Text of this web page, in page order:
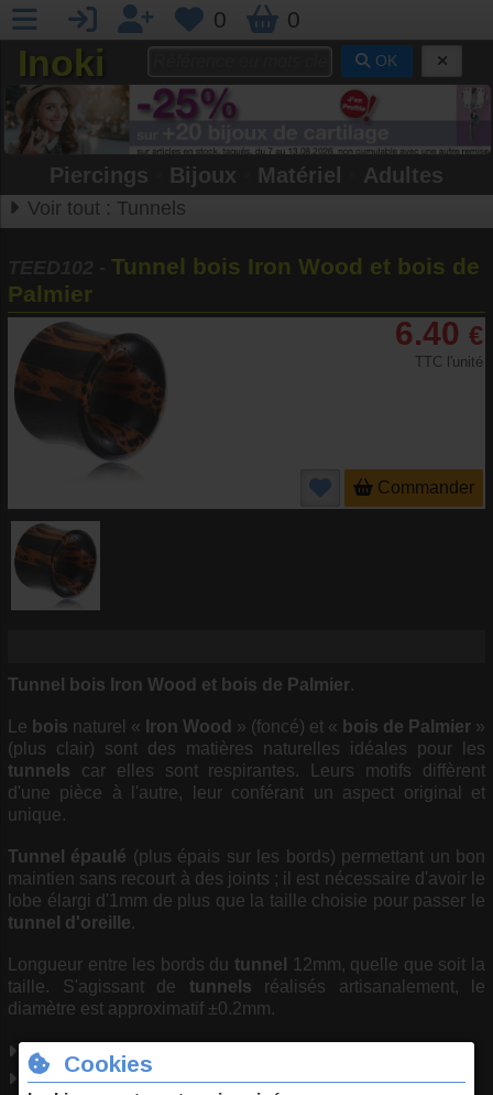
0 0
Inoki OK
Piercings Bijoux Matériel Adultes
Voir tout : Tunnels
Tunnel bois Iron Wood et bois de
Palmier
6.40 €
TTC l'unité
Commander
Tunnel bois Iron Wood et bois de Palmier.
Le bois naturel « Iron Wood » (foncé) et « bois de Palmier »
(plus clair) sont des matières naturelles idéales pour les
tunnels car elles sont respirantes. Leurs motifs diffèrent
d'une pièce à l'autre, leur conférant un aspect original et
unique.
Tunnel épaulé (plus épais sur les bords) permettant un bon
maintien sans recourt à des joints ; il est nécessaire d'avoir le
lobe élargi d'1mm de plus que la taille choisie pour passer le
tunnel d'oreille.
Longueur entre les bords du tunnel
12mm, quelle que soit la
taille. S'agissant de tunnels réalisés artisanalement, le
diamètre est approximatif ±0.2mm.
Bois
Taille unique